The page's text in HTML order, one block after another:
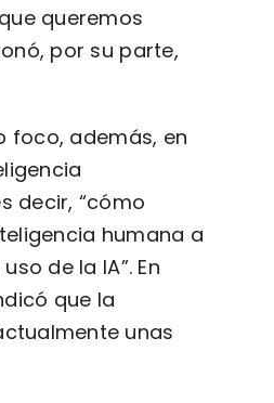
queremos
por su parte,
foco, además, en
decir, “cómo
humana a
de la IA”. En
que la
unas